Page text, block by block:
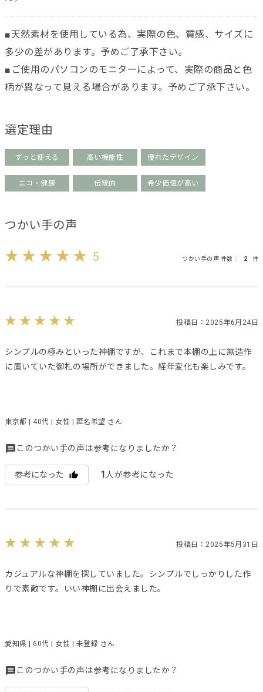
■天然素材を使用している為、実際の色、質感、サイズに
多少の差があります。予めご了承下さい。
■ご使用のパソコンのモニターによって、実際の商品と色
柄が異なって見える場合があります。予めご了承下さい。
選定理由
ずっと使える 高い機能性 優れたデザイン
エコ・健康 伝統的 希少価値が高い
つかい手の声
5 つかい手の声 件数： 2 件
投稿日：2025年6月24日
シンプルの極みといった神棚ですが、これまで本棚の上に無造作
に置いていた御札の場所ができました。経年変化も楽しみです。
東京都 | 40代 | 女性 | 匿名希望 さん
このつかい手の声は参考になりましたか？
参考になった 1 人が参考になった
投稿日：2025年5月31日
カジュアルな神棚を探していました。シンプルでしっかりした作
りで素敵です。いい神棚に出会えました。
愛知県 | 60代 | 女性 | 未登録 さん
このつかい手の声は参考になりましたか？